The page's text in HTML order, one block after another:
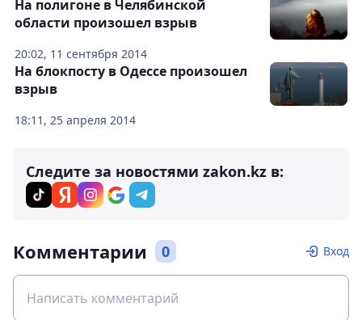
20:02, 11 сентября 2014
На полигоне в Челябинской
области произошел взрыв
18:11, 25 апреля 2014
На блокпосту в Одессе произошел
взрыв
Следите за новостями zakon.kz в:
Комментарии 0 Вход